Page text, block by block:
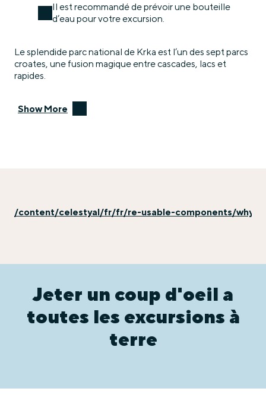
Il est recommandé de prévoir une bouteille
d’eau pour votre excursion.
Le splendide parc national de Krka est l’un des sept parcs
croates, une fusion magique entre cascades, lacs et
rapides.
Show More
/content/celestyal/fr/fr/re-usable-components/why-
Jeter un coup d'oeil a
toutes les excursions à
terre